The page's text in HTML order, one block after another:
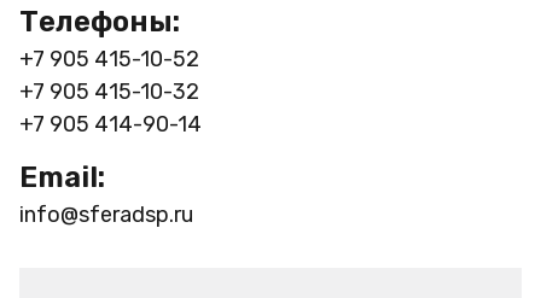
Телефоны:
+7 905 415-10-52
+7 905 415-10-32
+7 905 414-90-14
Email:
info@sferadsp.ru